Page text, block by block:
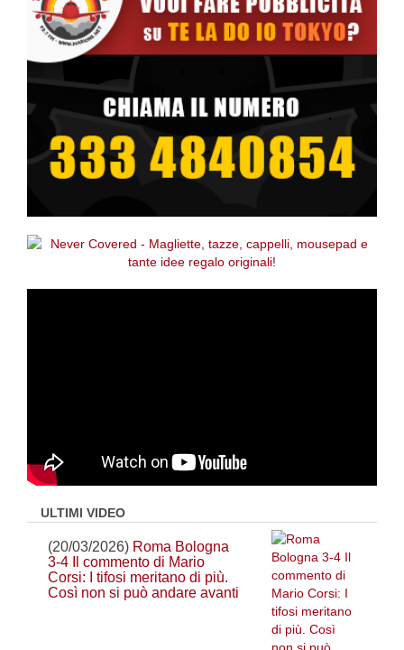
ULTIMI VIDEO
(20/03/2026) Roma Bologna
3-4 Il commento di Mario
Corsi: I tifosi meritano di più.
Così non si può andare avanti